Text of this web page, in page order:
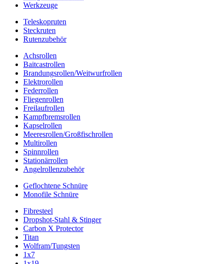
Werkzeuge
Teleskopruten
Steckruten
Rutenzubehör
Achsrollen
Baitcastrollen
Brandungsrollen/Weitwurfrollen
Elektrorollen
Federrollen
Fliegenrollen
Freilaufrollen
Kampfbremsrollen
Kapselrollen
Meeresrollen/Großfischrollen
Multirollen
Spinnrollen
Stationärrollen
Angelrollenzubehör
Geflochtene Schnüre
Monofile Schnüre
Fibresteel
Dropshot-Stahl & Stinger
Carbon X Protector
Titan
Wolfram/Tungsten
1x7